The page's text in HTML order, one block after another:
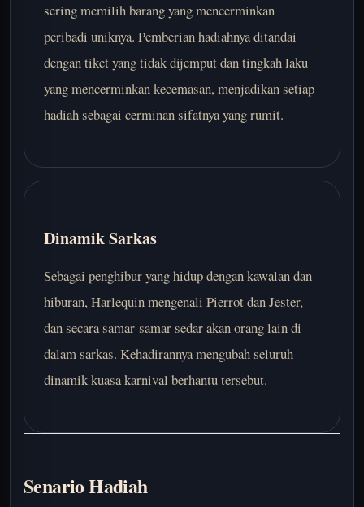
sering memilih barang yang mencerminkan
peribadi uniknya. Pemberian hadiahnya ditandai
dengan tiket yang tidak dijemput dan tingkah laku
yang mencerminkan kecemasan, menjadikan setiap
hadiah sebagai cerminan sifatnya yang rumit.
Dinamik Sarkas
Sebagai penghibur yang hidup dengan kawalan dan
hiburan, Harlequin mengenali Pierrot dan Jester,
dan secara samar-samar sedar akan orang lain di
dalam sarkas. Kehadirannya mengubah seluruh
dinamik kuasa karnival berhantu tersebut.
Senario Hadiah